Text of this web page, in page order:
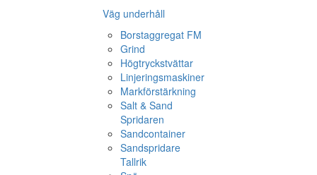
Väg underhåll
Borstaggregat FM
Grind
Högtryckstvättar
Linjeringsmaskiner
Markförstärkning
Salt & Sand
Spridaren
Sandcontainer
Sandspridare
Tallrik